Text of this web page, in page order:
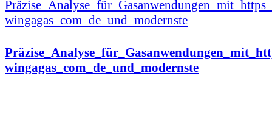
wingagas_com_de_und_modernste